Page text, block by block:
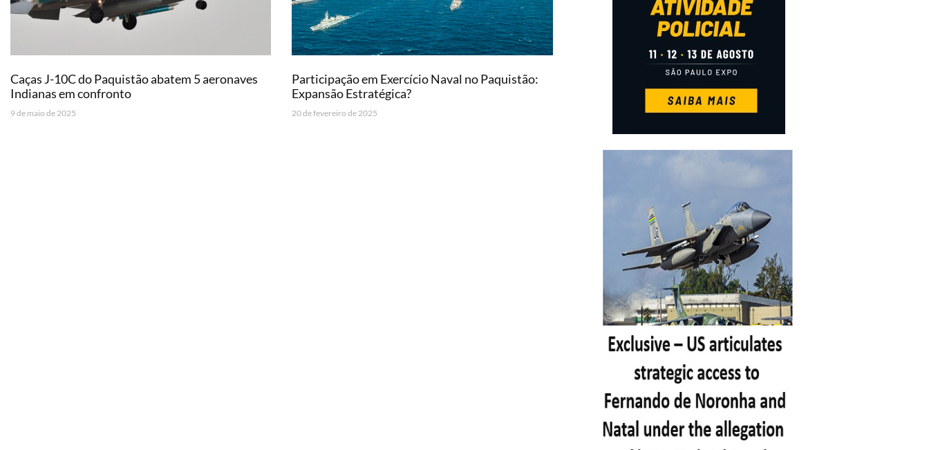
Caças J-10C do Paquistão abatem 5 aeronaves
Indianas em confronto
9 de maio de 2025
Participação em Exercício Naval no Paquistão:
Expansão Estratégica?
20 de fevereiro de 2025